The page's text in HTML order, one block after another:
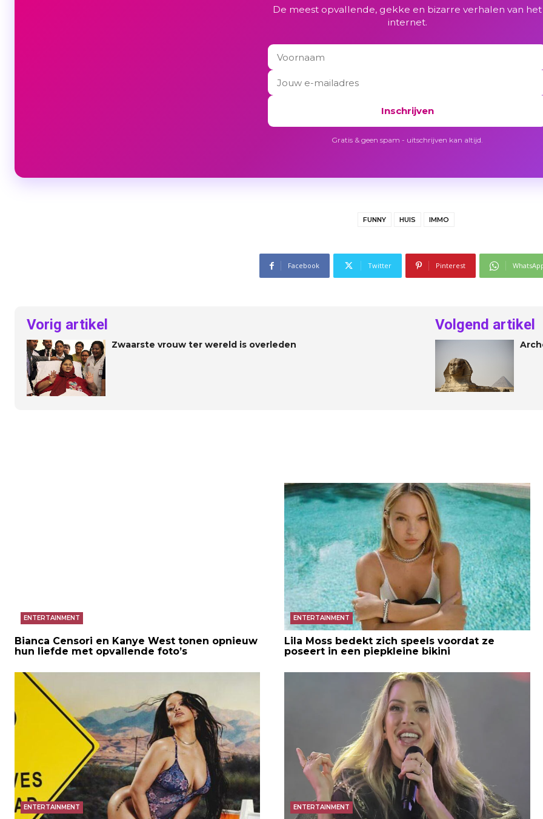
De meest opvallende, gekke en bizarre verhalen van het
internet.
Inschrijven
Gratis & geen spam - uitschrijven kan altijd.
FUNNY HUIS IMMO
Facebook Twitter Pinterest
Vorig artikel
Zwaarste vrouw ter wereld is overleden
Volgend artikel
ENTERTAINMENT
Bianca Censori en Kanye West tonen opnieuw
hun liefde met opvallende foto’s
ENTERTAINMENT
Lila Moss bedekt zich speels voordat ze
poseert in een piepkleine bikini
ENTERTAINMENT ENTERTAINMENT